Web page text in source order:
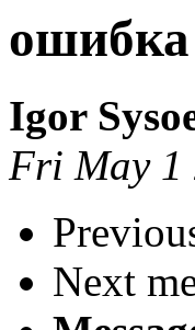
ошибка
Igor
Fri May 1
Next